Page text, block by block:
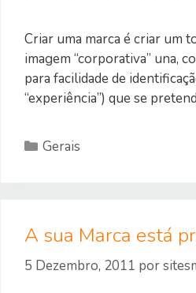
Criar uma marca é criar um
imagem “corporativa” una,
para facilidade de
“experiência”) que se
Categorias
Gerais
A sua Marca está
5 Dezembro, 2011 por